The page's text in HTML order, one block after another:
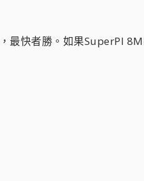
最快者勝。如果SuperPI